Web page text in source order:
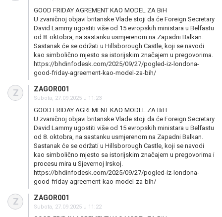
GOOD FRIDAY AGREMENT KAO MODEL ZA BiH
U zvaničnoj objavi britanske Vlade stoji da će Foreign Secretary
David Lammy ugostiti više od 15 evropskih ministara u Belfastu
od 8. oktobra, na sastanku usmjerenom na Zapadni Balkan.
Sastanak će se održati u Hillsborough Castle, koji se navodi
kao simbolično mjesto sa istorijskim značajem u pregovorima.
https://bhdinfodesk.com/2025/09/27/pogled-iz-londona-
good-friday-agreement-kao-model-za-bih/
Z ZAGOR001
Subota, 27.09.2025 u 11:23
GOOD FRIDAY AGREMENT KAO MODEL ZA BiH
U zvaničnoj objavi britanske Vlade stoji da će Foreign Secretary
David Lammy ugostiti više od 15 evropskih ministara u Belfastu
od 8. oktobra, na sastanku usmjerenom na Zapadni Balkan.
Sastanak će se održati u Hillsborough Castle, koji se navodi
kao simbolično mjesto sa istorijskim značajem u pregovorima i
procesu mira u Sjevernoj Irskoj.
https://bhdinfodesk.com/2025/09/27/pogled-iz-londona-
good-friday-agreement-kao-model-za-bih/
Z ZAGOR001
Subota, 27.09.2025 u 11:22